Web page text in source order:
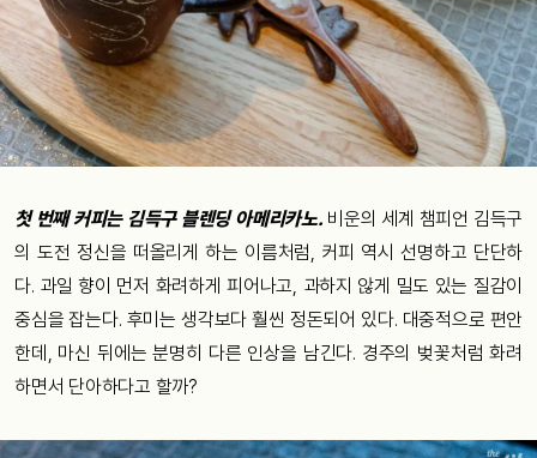
첫 번째 커피는 김득구 블렌딩 아메리카노. 비운의 세계 챔피언 김득구
의 도전 정신을 떠올리게 하는 이름처럼, 커피 역시 선명하고 단단하
다. 과일 향이 먼저 화려하게 피어나고, 과하지 않게 밀도 있는 질감이
중심을 잡는다. 후미는 생각보다 훨씬 정돈되어 있다. 대중적으로 편안
한데, 마신 뒤에는 분명히 다른 인상을 남긴다. 경주의 벚꽃처럼 화려
하면서 단아하다고 할까?